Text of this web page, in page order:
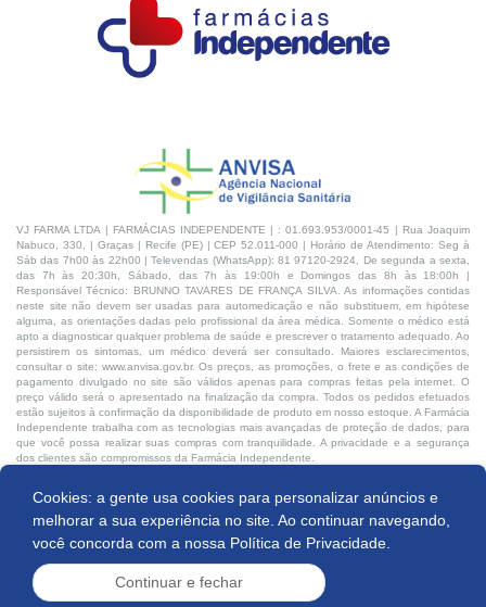
Cookies: a gente usa cookies para personalizar anúncios e
melhorar a sua experiência no site. Ao continuar navegando,
você concorda com a nossa Política de Privacidade.
Continuar e fechar
VJ FARMA LTDA | FARMÁCIAS INDEPENDENTE | : 01.693.953/0001-45 | Rua Joaquim
Nabuco, 330, | Graças | Recife (PE) | CEP 52.011-000 | Horário de Atendimento: Seg à
Sáb das 7h00 às 22h00 | Televendas (WhatsApp): 81 97120-2924, De segunda a sexta,
das 7h às 20:30h, Sábado, das 7h às 19:00h e Domingos das 8h às 18:00h |
Responsável Técnico: BRUNNO TAVARES DE FRANÇA SILVA. As informações contidas
neste site não devem ser usadas para automedicação e não substituem, em hipótese
alguma, as orientações dadas pelo profissional da área médica. Somente o médico está
apto a diagnosticar qualquer problema de saúde e prescrever o tratamento adequado. Ao
persistirem os sintomas, um médico deverá ser consultado. Maiores esclarecimentos,
consultar o site: www.anvisa.gov.br. Os preços, as promoções, o frete e as condições de
pagamento divulgado no site são válidos apenas para compras feitas pela internet. O
preço válido será o apresentado na finalização da compra. Todos os pedidos efetuados
estão sujeitos à confirmação da disponibilidade de produto em nosso estoque. A Farmácia
Independente trabalha com as tecnologias mais avançadas de proteção de dados, para
que você possa realizar suas compras com tranquilidade. A privacidade e a segurança
dos clientes são compromissos da Farmácia Independente.
Desenvolvido por: